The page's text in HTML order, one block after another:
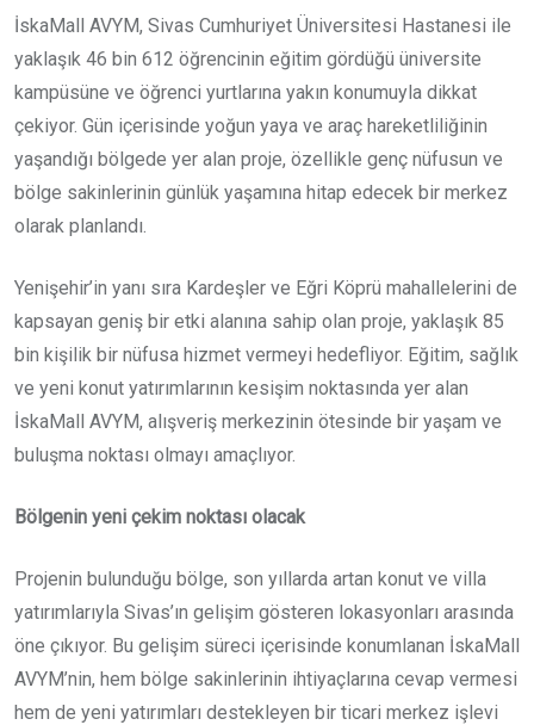
İskaMall AVYM, Sivas Cumhuriyet Üniversitesi Hastanesi ile
yaklaşık 46 bin 612 öğrencinin eğitim gördüğü üniversite
kampüsüne ve öğrenci yurtlarına yakın konumuyla dikkat
çekiyor. Gün içerisinde yoğun yaya ve araç hareketliliğinin
yaşandığı bölgede yer alan proje, özellikle genç nüfusun ve
bölge sakinlerinin günlük yaşamına hitap edecek bir merkez
olarak planlandı.
Yenişehir’in yanı sıra Kardeşler ve Eğri Köprü mahallelerini de
kapsayan geniş bir etki alanına sahip olan proje, yaklaşık 85
bin kişilik bir nüfusa hizmet vermeyi hedefliyor. Eğitim, sağlık
ve yeni konut yatırımlarının kesişim noktasında yer alan
İskaMall AVYM, alışveriş merkezinin ötesinde bir yaşam ve
buluşma noktası olmayı amaçlıyor.
Bölgenin yeni çekim noktası olacak
Projenin bulunduğu bölge, son yıllarda artan konut ve villa
yatırımlarıyla Sivas’ın gelişim gösteren lokasyonları arasında
öne çıkıyor. Bu gelişim süreci içerisinde konumlanan İskaMall
AVYM’nin, hem bölge sakinlerinin ihtiyaçlarına cevap vermesi
hem de yeni yatırımları destekleyen bir ticari merkez işlevi